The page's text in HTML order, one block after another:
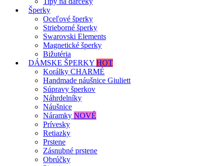
Šperky
Oceľové šperky
Strieborné šperky
Swarovski Elements
Magnetické šperky
Bižutéria
DÁMSKE ŠPERKY HOT
Korálky CHARMÉ
Handmade náušnice Giuliett
Súpravy šperkov
Náhrdelníky
Náušnice
Náramky NOVÉ
Prívesky
Retiazky
Prstene
Zásnubné prstene
Obrúčky